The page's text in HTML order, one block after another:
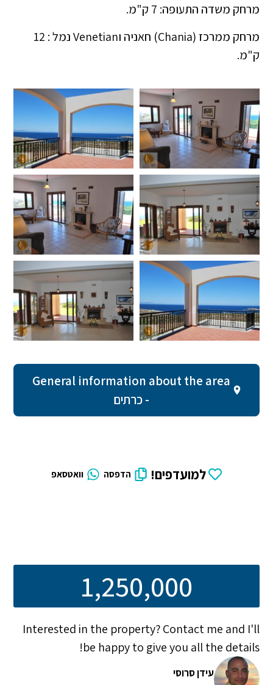
מרחק משדה התעופה: 7 ק"מ.
מרחק ממרכז (Chania) חאניה וVenetian נמל : 12
ק"מ.
General information about the area
- כרתים
למועדפים! הדפסה וואטסאפ
1,250,000
Interested in the property? Contact me and I'll
be happy to give you all the details!
עידן סרוסי